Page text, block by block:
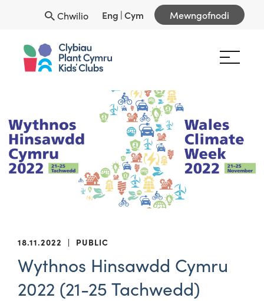
Chwilio Eng |Cym Mewngofnodi
18.11.2022 | PUBLIC
Wythnos Hinsawdd Cymru
2022 (21-25 Tachwedd)